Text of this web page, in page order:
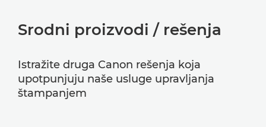
Srodni proizvodi / rešenja
Istražite druga Canon rešenja koja
upotpunjuju naše usluge upravljanja
štampanjem